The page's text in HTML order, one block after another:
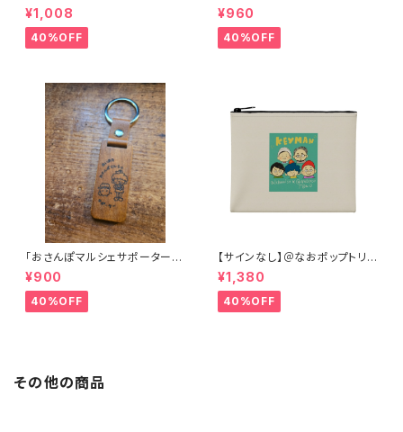
2』
¥1,008
40%OFF
ム①」
¥960
40%OFF
｢おさんぽマルシェサポーター｣
キーホルダー
¥900
40%OFF
【サインなし】＠なおポップトリオ
×アルケミストコラボイラストポ
ーチ
¥1,380
40%OFF
その他の商品